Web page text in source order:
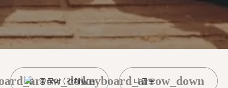
중국어 (간체) 나골트
keyboard_arrow_down